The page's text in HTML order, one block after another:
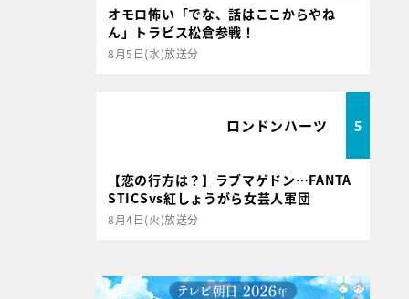
オモロ怖い「でな、話はここからやね
ん」トラビス松倉参戦！
8月5日(水)放送分
ロンドンハーツ 5
【恋の行方は？】ラブマゲドン…FANTA
STICSvs紅しょうがら女芸人軍団
8月4日(火)放送分